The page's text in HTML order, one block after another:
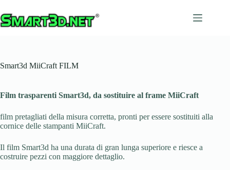
al
contenuto
Smart3d MiiCraft FILM
Film trasparenti Smart3d, da sostituire al frame MiiCraft
film pretagliati della misura corretta, pronti per essere sostituiti alla
cornice delle stampanti MiiCraft.
Il film Smart3d ha una durata di gran lunga superiore e riesce a
costruire pezzi con maggiore dettaglio.